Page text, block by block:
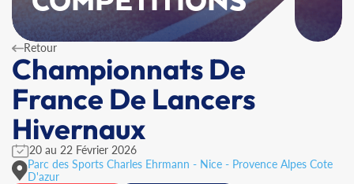
Retour
Championnats De
France De Lancers
Hivernaux
20 au 22 Février 2026
Parc des Sports Charles Ehrmann - Nice - Provence Alpes Cote
D'azur